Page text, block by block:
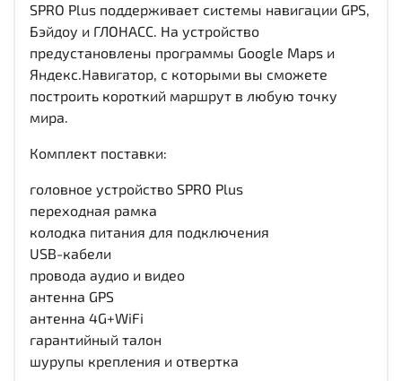
SPRO Plus поддерживает системы навигации GPS,
Бэйдоу и ГЛОНАСС. На устройство
предустановлены программы Google Maps и
Яндекс.Навигатор, с которыми вы сможете
построить короткий маршрут в любую точку
мира.
Комплект поставки:
головное устройство SPRO Plus
переходная рамка
колодка питания для подключения
USB-кабели
провода аудио и видео
антенна GPS
антенна 4G+WiFi
гарантийный талон
шурупы крепления и отвертка